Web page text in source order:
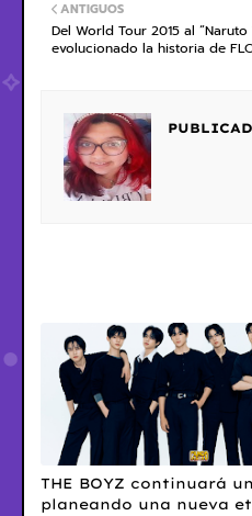
ANTIGUOS
Del World Tour 2015 al
evolucionado la historia de
THE BOYZ continuará
planeando una nueva